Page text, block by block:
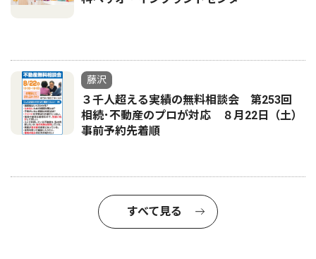
藤沢
３千人超える実績の無料相談会 第253回
相続･不動産のプロが対応 ８月22日（土）
事前予約先着順
すべて見る